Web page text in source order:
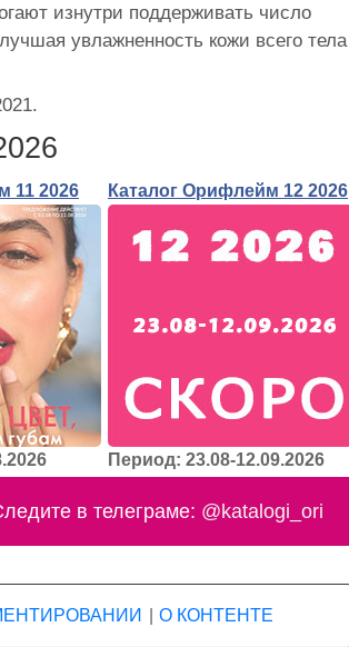
изнутри поддерживать число
увлажненность кожи всего тела
.
11 2026 Каталог Орифлейм 12 2026
Период: 23.08-12.09.2026
в телеграме: @katalogi_ori
О КОНТЕНТЕ